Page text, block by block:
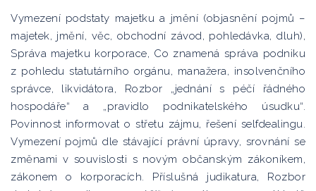
Vymezení podstaty majetku a jmění (objasnění pojmů –
majetek, jmění, věc, obchodní závod, pohledávka, dluh),
Správa majetku korporace, Co znamená správa podniku
z pohledu statutárního orgánu, manažera, insolvenčního
správce, likvidátora, Rozbor „jednání s péčí řádného
hospodáře“ a „pravidlo podnikatelského úsudku“.
Povinnost informovat o střetu zájmu, řešení selfdealingu.
Vymezení pojmů dle stávající právní úpravy, srovnání se
změnami v souvislosti s novým občanským zákoníkem,
zákonem o korporacích. Příslušná judikatura, Rozbor